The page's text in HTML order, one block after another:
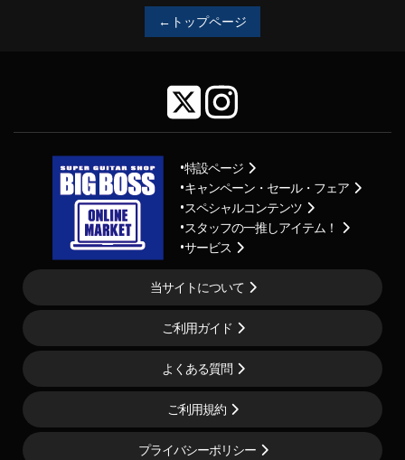
←トップページ
特設ページ
キャンペーン・セール・フェア
スペシャルコンテンツ
スタッフの一推しアイテム！
サービス
当サイトについて
ご利用ガイド
よくある質問
ご利用規約
プライバシーポリシー